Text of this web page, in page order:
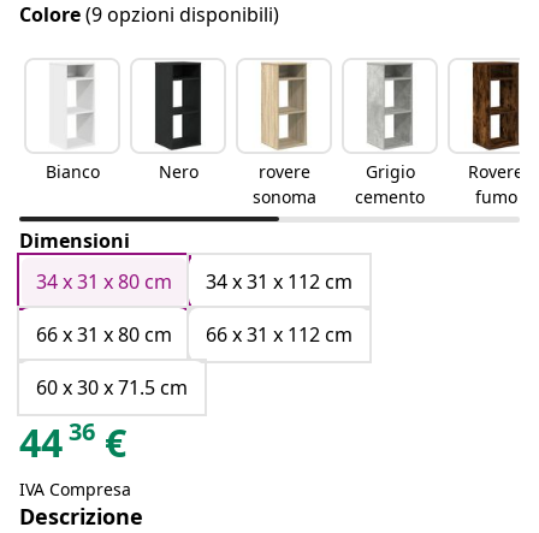
Colore(9 opzioni disponibili)
Bianco Nero
rovere
sonoma
Grigio
cemento
Rovere
fumo
Dimensioni
34 x 31 x 80 cm
34 x 31 x 112 cm
66 x 31 x 80 cm
66 x 31 x 112 cm
60 x 30 x 71.5 cm
4436 €
IVA Compresa
Descrizione